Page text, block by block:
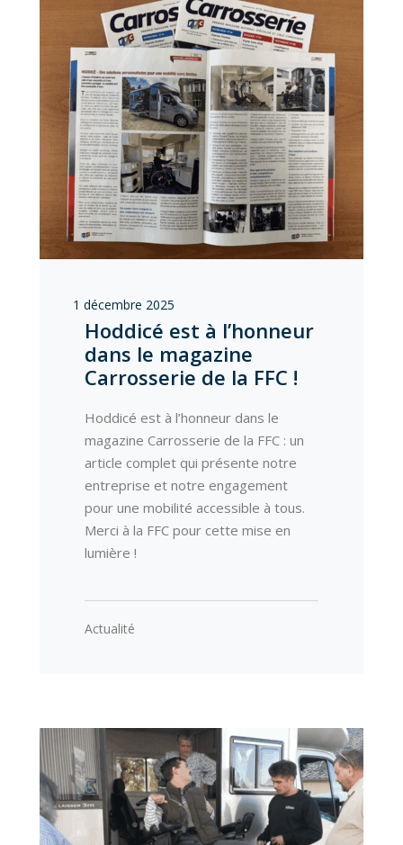
1 décembre 2025
Hoddicé est à l’honneur
dans le magazine
Carrosserie de la FFC !
Hoddicé est à l’honneur dans le
magazine Carrosserie de la FFC : un
article complet qui présente notre
entreprise et notre engagement
pour une mobilité accessible à tous.
Merci à la FFC pour cette mise en
lumière !
Actualité